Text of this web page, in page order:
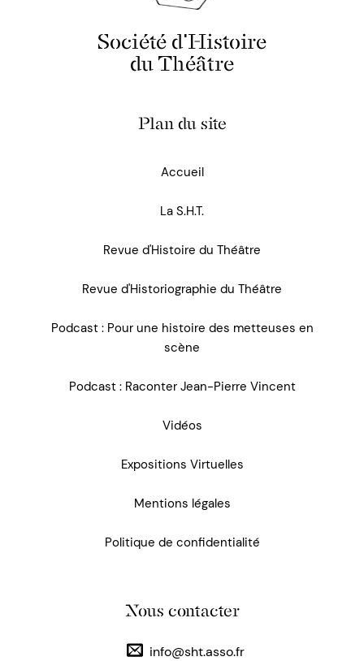
Société d'Histoire
du Théâtre
Plan du site
Accueil
La S.H.T.
Revue d'Histoire du Théâtre
Revue d'Historiographie du Théâtre
Podcast : Pour une histoire des metteuses en
scène
Podcast : Raconter Jean-Pierre Vincent
Vidéos
Expositions Virtuelles
Mentions légales
Politique de confidentialité
Nous contacter
info@sht.asso.fr